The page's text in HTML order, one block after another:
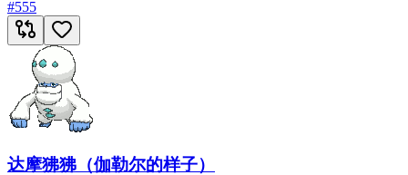
#555
达摩狒狒（伽勒尔的样子）